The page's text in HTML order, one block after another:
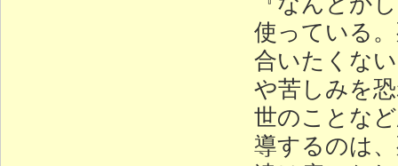
使っている
合いたくな
や苦しみを
世のことな
導するのは